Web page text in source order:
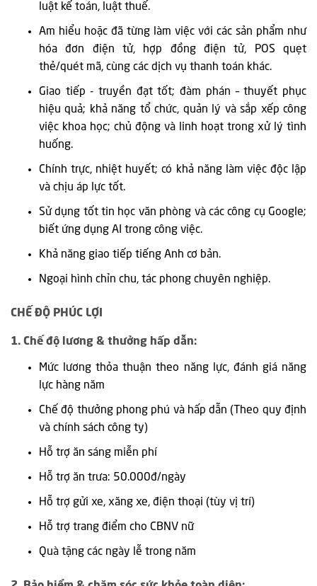
luật kế toán, luật thuế.
Am hiểu hoặc đã từng làm việc với các sản phẩm như
hóa đơn điện tử, hợp đồng điện tử, POS quẹt
thẻ/quét mã, cùng các dịch vụ thanh toán khác.
Giao tiếp - truyền đạt tốt; đàm phán – thuyết phục
hiệu quả; khả năng tổ chức, quản lý và sắp xếp công
việc khoa học; chủ động và linh hoạt trong xử lý tình
huống.
Chính trực, nhiệt huyết; có khả năng làm việc độc lập
và chịu áp lực tốt.
Sử dụng tốt tin học văn phòng và các công cụ Google;
biết ứng dụng AI trong công việc.
Khả năng giao tiếp tiếng Anh cơ bản.
Ngoại hình chỉn chu, tác phong chuyên nghiệp.
CHẾ ĐỘ PHÚC LỢI
1. Chế độ lương & thưởng hấp dẫn:
Mức lương thỏa thuận theo năng lực, đánh giá năng
lực hàng năm
Chế độ thưởng phong phú và hấp dẫn (Theo quy định
và chính sách công ty)
Hỗ trợ ăn sáng miễn phí
Hỗ trợ ăn trưa: 50.000đ/ngày
Hỗ trợ gửi xe, xăng xe, điện thoại (tùy vị trí)
Hỗ trợ trang điểm cho CBNV nữ
Quà tặng các ngày lễ trong năm